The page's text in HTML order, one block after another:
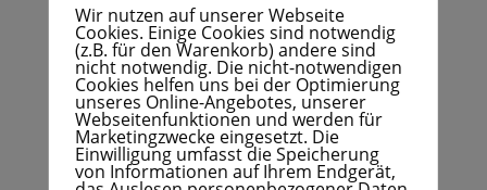
ein Gefühl von Ausdehnung und eine stärkere
Präsenz sowie Achtsamkeit mit Dir selbst und
anderen.
Mit der Zeit wirst Du selbst Übungen aus der
Unterrichtspraxis im Alltag für Dich nutzen können,
um Dich mit dem stillen Ort zu verbinden, der uns
jenseits der Gedanken im Inneren jederzeit zur
Verfügung steht.
Wir nutzen auf unserer Webseite
Cookies. Einige Cookies sind notwendig
(z.B. für den Warenkorb) andere sind
nicht notwendig. Die nicht-notwendigen
Cookies helfen uns bei der Optimierung
unseres Online-Angebotes, unserer
Webseitenfunktionen und werden für
Marketingzwecke eingesetzt. Die
Einwilligung umfasst die Speicherung
von Informationen auf Ihrem Endgerät,